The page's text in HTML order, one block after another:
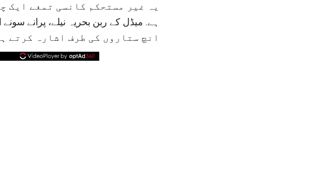
یہ غیر مستحکم کانسی تمغے ایک
انچ ستاروں کی طرف اشارہ کرتے